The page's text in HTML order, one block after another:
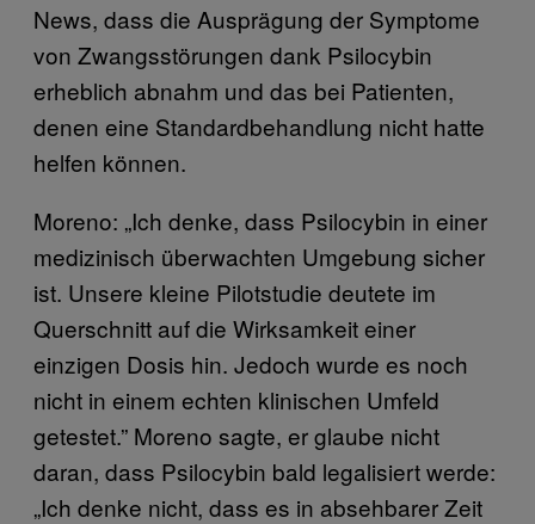
News, dass die Ausprägung der Symptome
von Zwangsstörungen dank Psilocybin
erheblich abnahm und das bei Patienten,
denen eine Standardbehandlung nicht hatte
helfen können.
Moreno: „Ich denke, dass Psilocybin in einer
medizinisch überwachten Umgebung sicher
ist. Unsere kleine Pilotstudie deutete im
Querschnitt auf die Wirksamkeit einer
einzigen Dosis hin. Jedoch wurde es noch
nicht in einem echten klinischen Umfeld
getestet.” Moreno sagte, er glaube nicht
daran, dass Psilocybin bald legalisiert werde:
„Ich denke nicht, dass es in absehbarer Zeit